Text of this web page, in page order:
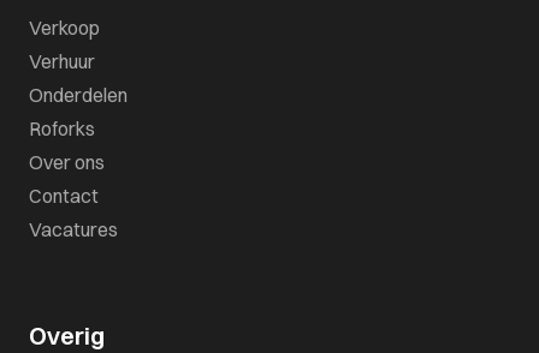
Verkoop
Verhuur
Onderdelen
Roforks
Over ons
Contact
Vacatures
Overig